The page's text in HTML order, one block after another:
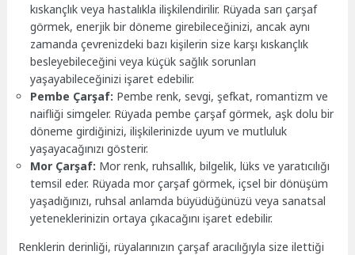
kıskançlık veya hastalıkla ilişkilendirilir. Rüyada sarı çarşaf
görmek, enerjik bir döneme girebileceğinizi, ancak aynı
zamanda çevrenizdeki bazı kişilerin size karşı kıskançlık
besleyebileceğini veya küçük sağlık sorunları
yaşayabileceğinizi işaret edebilir.
Pembe Çarşaf: Pembe renk, sevgi, şefkat, romantizm ve
naifliği simgeler. Rüyada pembe çarşaf görmek, aşk dolu bir
döneme girdiğinizi, ilişkilerinizde uyum ve mutluluk
yaşayacağınızı gösterir.
Mor Çarşaf: Mor renk, ruhsallık, bilgelik, lüks ve yaratıcılığı
temsil eder. Rüyada mor çarşaf görmek, içsel bir dönüşüm
yaşadığınızı, ruhsal anlamda büyüdüğünüzü veya sanatsal
yeteneklerinizin ortaya çıkacağını işaret edebilir.
Renklerin derinliği, rüyalarınızın çarşaf aracılığıyla size ilettiği